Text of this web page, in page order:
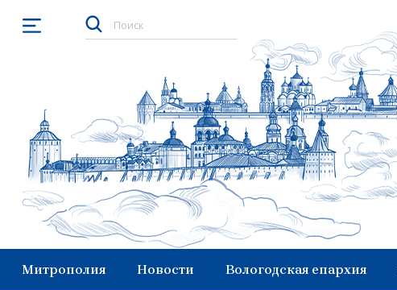
Открыть меню
Митрополия Новости Вологодская епархия